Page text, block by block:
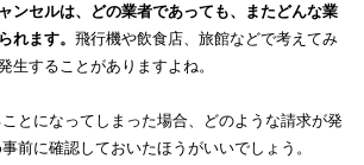
ンセルは、どの業者であっても、またどんな業
れます。 飛行機や飲食店、旅館などで考えてみ
生することがありますよね。
とになってしまった場合、どのような請求が発
前に確認しておいたほうがいいでしょう。